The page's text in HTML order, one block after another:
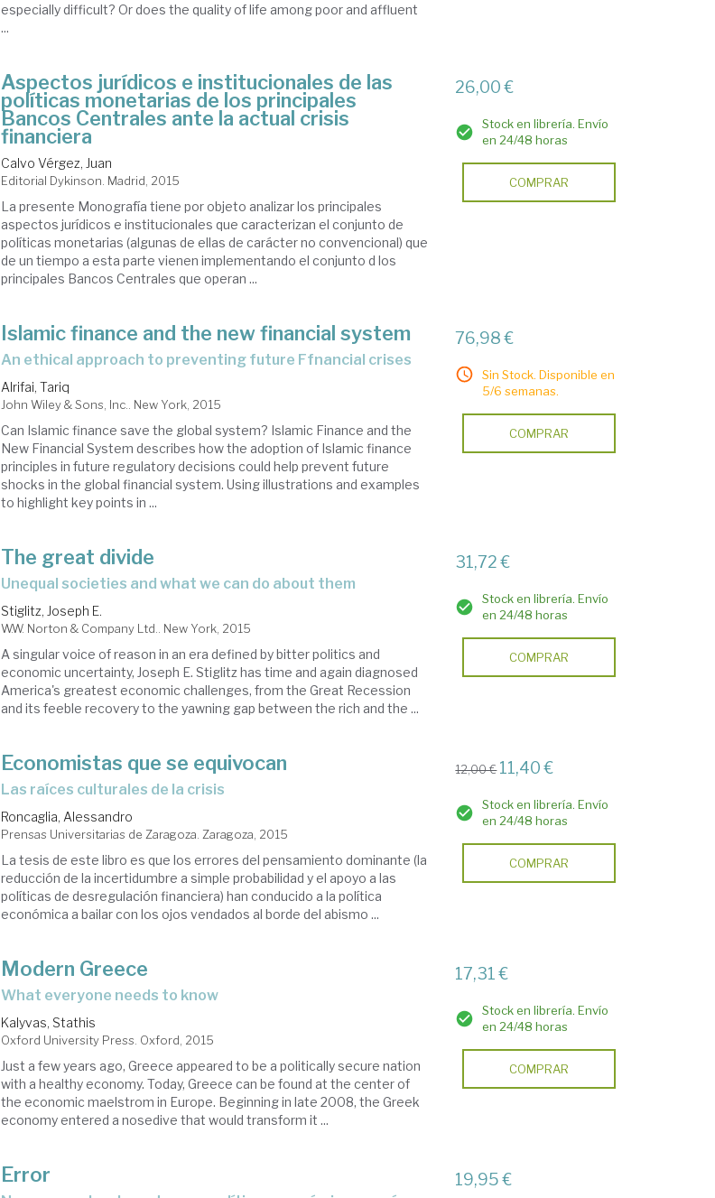
especially difficult? Or does the quality of life among poor and affluent
...
Aspectos jurídicos e institucionales de las
políticas monetarias de los principales
Bancos Centrales ante la actual crisis
financiera
Calvo Vérgez, Juan
Editorial Dykinson. Madrid, 2015
La presente Monografía tiene por objeto analizar los principales
aspectos jurídicos e institucionales que caracterizan el conjunto de
políticas monetarias (algunas de ellas de carácter no convencional) que
de un tiempo a esta parte vienen implementando el conjunto d los
principales Bancos Centrales que operan ...
26,00 €
Stock en librería. Envío
en 24/48 horas
COMPRAR
Islamic finance and the new financial system
an ethical approach to preventing future Ffnancial crises
Alrifai, Tariq
John Wiley & Sons, Inc.. New York, 2015
Can Islamic finance save the global system? Islamic Finance and the
New Financial System describes how the adoption of Islamic finance
principles in future regulatory decisions could help prevent future
shocks in the global financial system. Using illustrations and examples
to highlight key points in ...
76,98 €
Sin Stock. Disponible en
5/6 semanas.
COMPRAR
The great divide
unequal societies and what we can do about them
Stiglitz, Joseph E.
W.W. Norton & Company Ltd.. New York, 2015
A singular voice of reason in an era defined by bitter politics and
economic uncertainty, Joseph E. Stiglitz has time and again diagnosed
America's greatest economic challenges, from the Great Recession
and its feeble recovery to the yawning gap between the rich and the ...
31,72 €
Stock en librería. Envío
en 24/48 horas
COMPRAR
Economistas que se equivocan
las raíces culturales de la crisis
Roncaglia, Alessandro
Prensas Universitarias de Zaragoza. Zaragoza, 2015
La tesis de este libro es que los errores del pensamiento dominante (la
reducción de la incertidumbre a simple probabilidad y el apoyo a las
políticas de desregulación financiera) han conducido a la política
económica a bailar con los ojos vendados al borde del abismo ...
12,00 € 11,40 €
Stock en librería. Envío
en 24/48 horas
COMPRAR
Modern Greece
what everyone needs to know
Kalyvas, Stathis
Oxford University Press. Oxford, 2015
Just a few years ago, Greece appeared to be a politically secure nation
with a healthy economy. Today, Greece can be found at the center of
the economic maelstrom in Europe. Beginning in late 2008, the Greek
economy entered a nosedive that would transform it ...
17,31 €
Stock en librería. Envío
en 24/48 horas
COMPRAR
Error 19,95 €